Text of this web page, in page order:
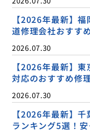
【2026年最新】
道修理会社おすす
2026.07.30
【2026年最新】
対応のおすすめ修
2026.07.30
【2026年最新】
ランキング5選！